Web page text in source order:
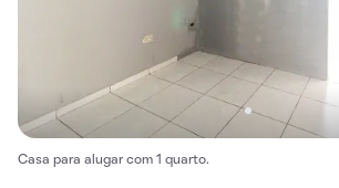
Casa para alugar com 1 quarto.